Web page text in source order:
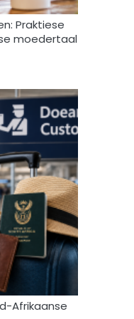
Praktiese
moedertaal
Afrikaanse